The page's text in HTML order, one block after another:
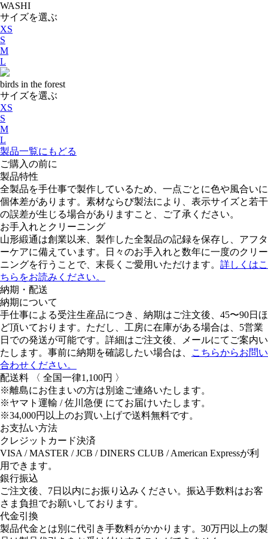
WASHI
サイズを選ぶ
XS
S
M
L
birds in the forest
サイズを選ぶ
XS
S
M
L
製品一覧にもどる
ご購入の前に
製品特性
全製品を手仕事で製作しているため、一点ごとに色や風合いに
個体差があります。素材ならび製法により、表示サイズと若干
の誤差が生じる場合がありますこと、ご了承ください。
お手入れとクリーニング
山形緞通は創業以来、製作した全製品の記録を保存し、アフタ
ーケアに備えています。日々のお手入れと数年に一度のクリー
ニングを行うことで、末長くご愛用いただけます。 詳しくはこ
ちらをお読みください。
納期・配送
納期について
手仕事による受注生産品につき、納期はご注文後、45〜90日ほ
ど頂いております。ただし、工房に在庫がある場合は、5営業
日での発送が可能です。詳細はご注文後、メールにてご案内い
たします。事前に納期を確認したい場合は、
こちらからお問い
合わせください。
配送料
〈 全国一律1,100円 〉
※離島にお住まいの方は別途ご連絡いたします。
※ヤマト運輸 / 佐川急便 にてお届けいたします。
※34,000円以上のお買い上げで送料無料です。
お支払い方法
クレジットカード決済
VISA / MASTER / JCB / DINERS CLUB / American Expressが利
用できます。
銀行振込
ご注文後、7日以内にお振り込みください。振込手数料はお客
さま負担でお願いしております。
代金引換
製品代金とは別に代引き手数料がかかります。30万円以上の製